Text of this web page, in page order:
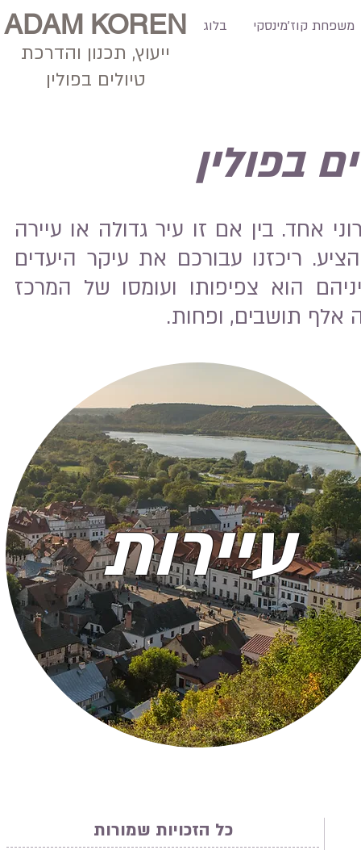
ADAM KOREN
ייעוץ, תכנון והדרכת
טיולים בפולין
בלוג משפחת קוז'מינסקי
בפולין
אחד. בין אם זו עיר גדולה או עיירה
ריכזנו עבורכם את עיקר היעדים
הוא צפיפותו ועומסו של המרכז
אלף תושבים, ופחות.
עיירות
כל הזכויות שמורות